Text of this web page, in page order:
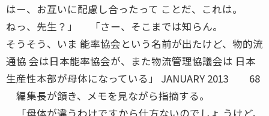
はー、お互いに配慮し合ったって ことだ、これは。
ねっ、先生？」 「さー、そこまでは知らん。
そうそう、いま 能率協会という名前が出たけど、物的流
通協 会は日本能率協会が、また物流管理協議会は 日本
生産性本部が母体になっている」 JANUARY 2013 68
編集長が頷き、メモを見ながら指摘する。
「母体が違うわけですから仕方ないのでしょ うけど、